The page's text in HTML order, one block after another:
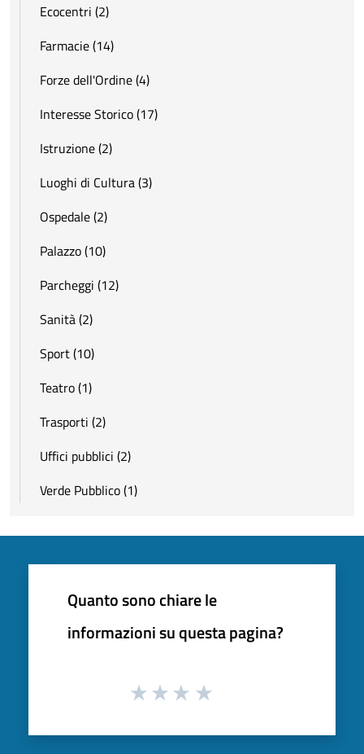
Ecocentri (2)
Farmacie (14)
Forze dell'Ordine (4)
Interesse Storico (17)
Istruzione (2)
Luoghi di Cultura (3)
Ospedale (2)
Palazzo (10)
Parcheggi (12)
Sanità (2)
Sport (10)
Teatro (1)
Trasporti (2)
Uffici pubblici (2)
Verde Pubblico (1)
Quanto sono chiare le
informazioni su questa pagina?